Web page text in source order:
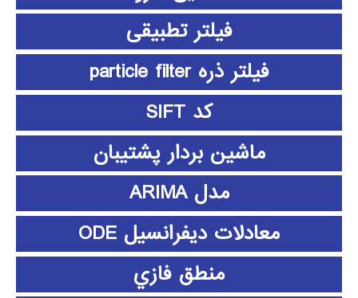
فیلتر تطبیقی
فیلتر ذره particle filter
کد SIFT
ماشین بردار پشتیبان
مدل ARIMA
معادلات دیفرانسیل ODE
منطق فازي